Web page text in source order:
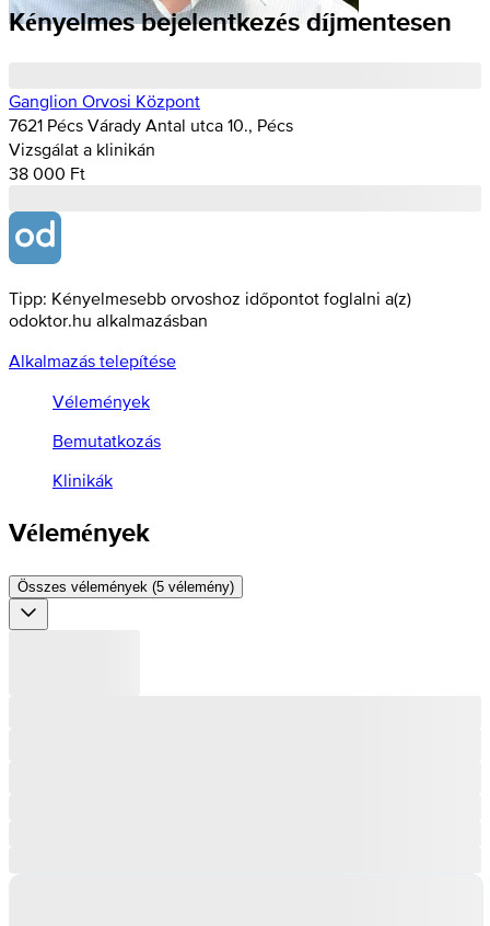
Kényelmes bejelentkezés díjmentesen
Ganglion Orvosi Központ
7621 Pécs Várady Antal utca 10., Pécs
Vizsgálat a klinikán
38 000 Ft
Tipp: Kényelmesebb orvoshoz időpontot foglalni a(z)
odoktor.hu alkalmazásban
Alkalmazás telepítése
Vélemények
Bemutatkozás
Klinikák
Vélemények
Összes vélemények (5 vélemény)